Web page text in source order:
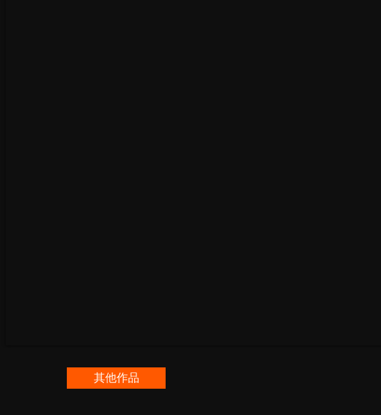
其他作品